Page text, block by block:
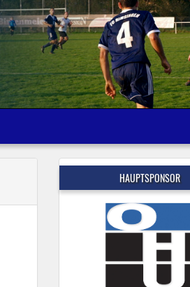
HAUPTSPONSOR